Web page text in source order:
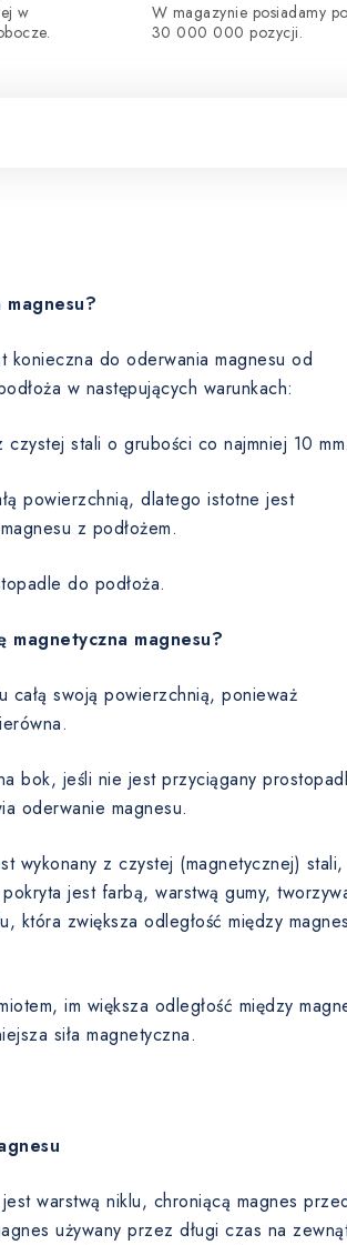
w
W magazynie posiadamy
30 000 000 pozycji.
magnesu?
konieczna do oderwania magnesu od
w następujących warunkach:
czystej stali o grubości co najmniej 10 mm.
powierzchnią, dlatego istotne jest
z podłożem.
do podłoża.
magnetyczna magnesu?
całą swoją powierzchnią, ponieważ
bok, jeśli nie jest przyciągany
oderwanie magnesu.
wykonany z czystej (magnetycznej) stali,
jest farbą, warstwą gumy,
która zwiększa odległość między
im większa odległość między
siła magnetyczna.
warstwą niklu, chroniącą magnes
używany przez długi czas na